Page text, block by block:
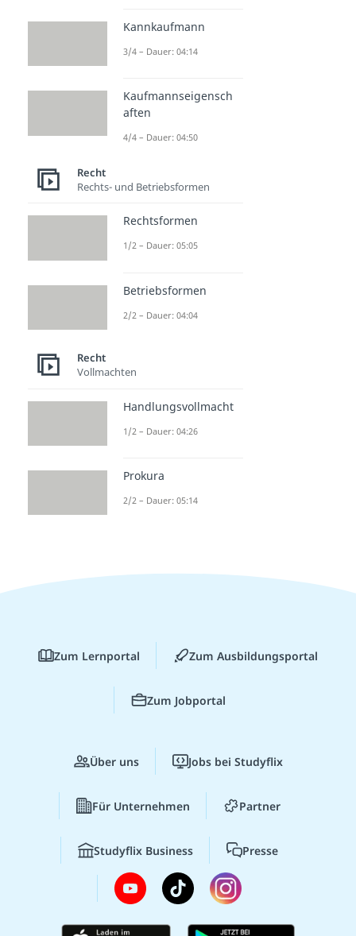
Kannkaufmann
3/4 – Dauer: 04:14
Kaufmannseigensch
aften
4/4 – Dauer: 04:50
Recht
Rechts- und Betriebsformen
Rechtsformen
1/2 – Dauer: 05:05
Betriebsformen
2/2 – Dauer: 04:04
Recht
Vollmachten
Handlungsvollmacht
1/2 – Dauer: 04:26
Prokura
2/2 – Dauer: 05:14
Zum Lernportal Zum Ausbildungsportal
Zum Jobportal
Über uns Jobs bei Studyflix
Für Unternehmen Partner
Studyflix Business Presse